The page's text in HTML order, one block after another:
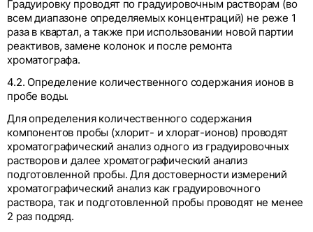
Градуировку проводят по градуировочным растворам (во
всем диапазоне определяемых концентраций) не реже 1
раза в квартал, а также при использовании новой партии
реактивов, замене колонок и после ремонта
хроматографа.
4.2. Определение количественного содержания ионов в
пробе воды.
Для определения количественного содержания
компонентов пробы (хлорит- и хлорат-ионов) проводят
хроматографический анализ одного из градуировочных
растворов и далее хроматографический анализ
подготовленной пробы. Для достоверности измерений
хроматографический анализ как градуировочного
раствора, так и подготовленной пробы проводят не менее
2 раз подряд.